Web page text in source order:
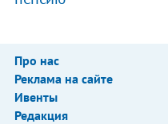
Про нас
Реклама на сайте
Ивенты
Редакция